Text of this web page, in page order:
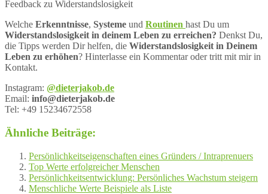
Feedback zu Widerstandslosigkeit
Welche Erkenntnisse, Systeme und Routinen hast Du um
Widerstandslosigkeit in deinem Leben zu erreichen? Denkst Du,
die Tipps werden Dir helfen, die Widerstandslosigkeit in Deinem
Leben zu erhöhen? Hinterlasse ein Kommentar oder tritt mit mir in
Kontakt.
Instagram: @dieterjakob.de
Email: info@dieterjakob.de
Tel: +49 15234672558
Ähnliche Beiträge:
Persönlichkeitseigenschaften eines Gründers / Intraprenuers
Top Werte erfolgreicher Menschen
Persönlichkeitsentwicklung: Persönliches Wachstum steigern
Menschliche Werte Beispiele als Liste